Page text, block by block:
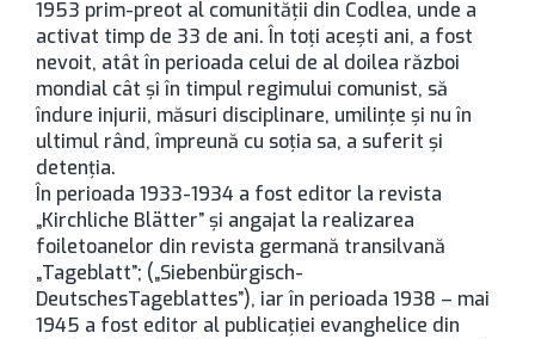
1953 prim-preot al comunităţii din Codlea, unde a
activat timp de 33 de ani. În toţi aceşti ani, a fost
nevoit, atât în perioada celui de al doilea război
mondial cât şi în timpul regimului comunist, să
îndure injurii, măsuri disciplinare, umilinţe şi nu în
ultimul rând, împreună cu soţia sa, a suferit şi
detenţia.
În perioada 1933-1934 a fost editor la revista
„Kirchliche Blätter” şi angajat la realizarea
foiletoanelor din revista germană transilvană
„Tageblatt”; („Siebenbürgisch-
DeutschesTageblattes”), iar în perioada 1938 – mai
1945 a fost editor al publicaţiei evanghelice din